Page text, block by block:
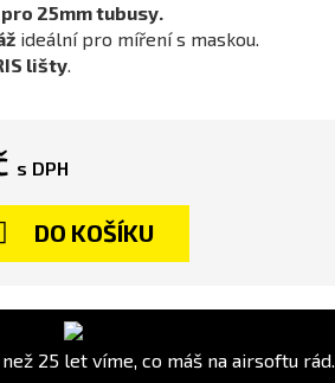
25mm tubusy.
ideální pro míření s maskou.
lišty.
s DPH
DO KOŠÍKU
25 let víme, co máš na airsoftu rád.